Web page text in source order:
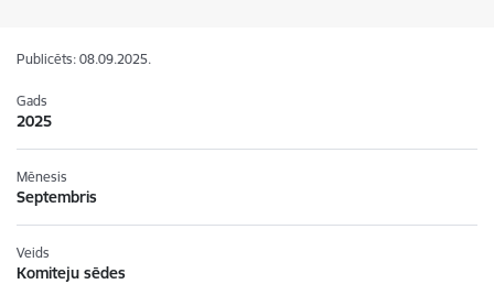
Publicēts: 08.09.2025.
Gads
2025
Mēnesis
Septembris
Veids
Komiteju sēdes